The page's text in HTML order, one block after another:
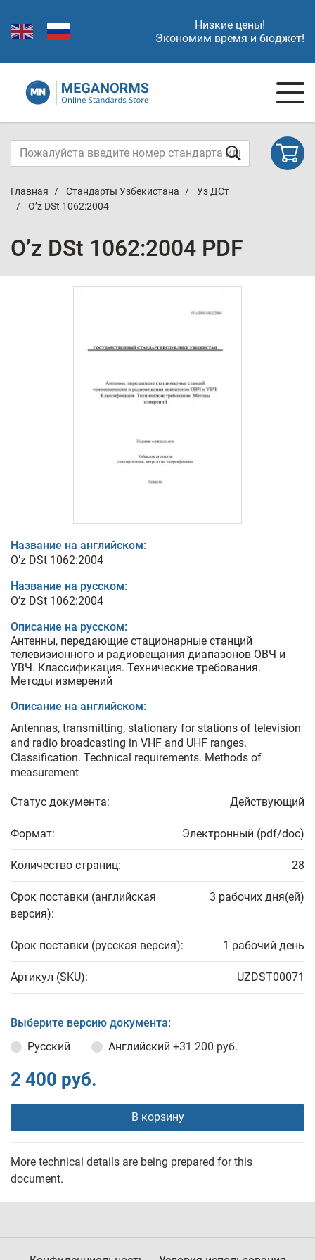
Низкие цены!
Экономим время и бюджет!
Главная Стандарты Узбекистана
Уз ДСт
O’z DSt 1062:2004
O’z DSt 1062:2004 PDF
Название на английском:
O’z DSt 1062:2004
Название на русском:
O’z DSt 1062:2004
Описание на русском:
Антенны, передающие стационарные станций
телевизионного и радиовещания диапазонов ОВЧ и
УВЧ. Классификация. Технические требования.
Методы измерений
Описание на английском:
Antennas, transmitting, stationary for stations of television
and radio broadcasting in VHF and UHF ranges.
Classification. Technical requirements. Methods of
measurement
Статус документа: Действующий
Формат: Электронный (pdf/doc)
Количество страниц: 28
Срок поставки (английская
версия):
3 рабочих дня(ей)
Срок поставки (русская версия): 1 рабочий день
Артикул (SKU): UZDST00071
Выберите версию документа:
Русский
Английский +31 200 руб.
2 400 руб.
В корзину
More technical details are being prepared for this
document.